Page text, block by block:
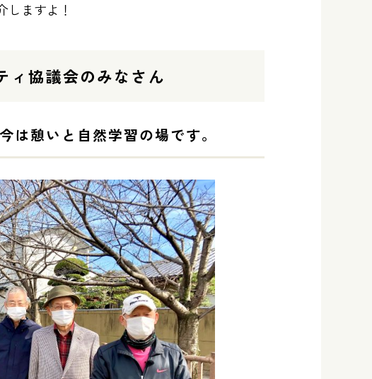
ますよ！
ィ協議会のみなさん
は憩いと自然学習の場です。